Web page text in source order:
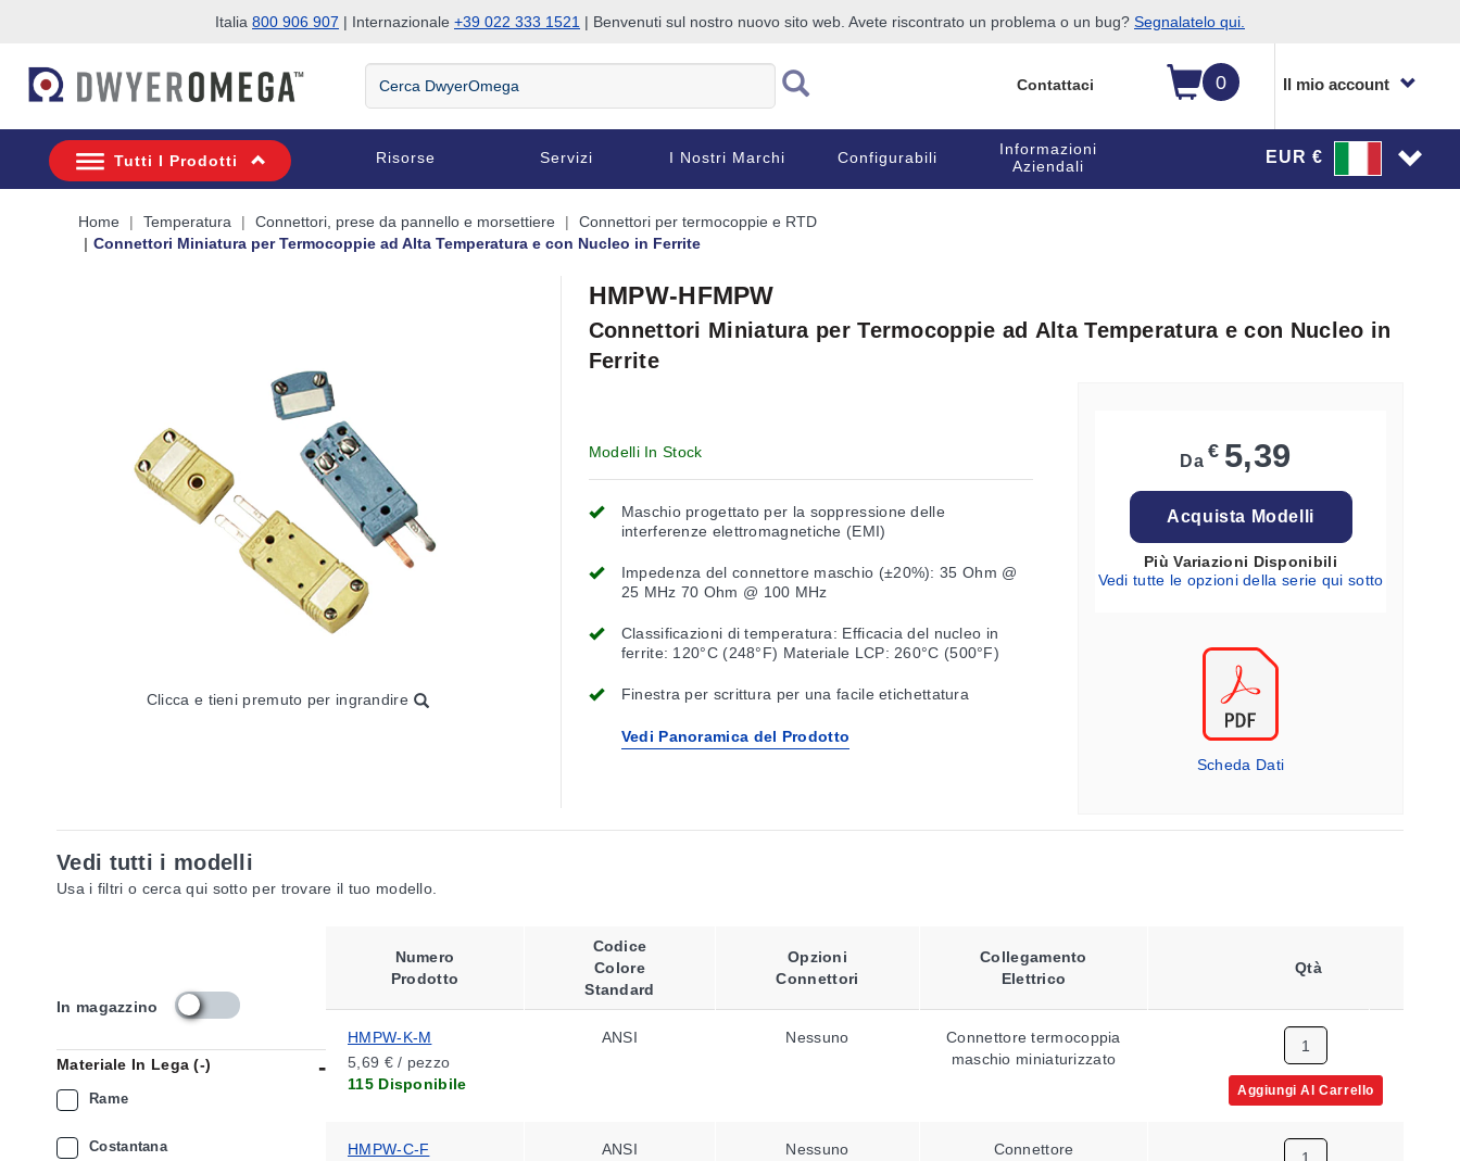
Italia 800 906 907 | Internazionale +39 022 333 1521 | Benvenuti sul nostro nuovo sito web. Avete riscontrato un problema o un bug? Segnalatelo qui.
0 Il mio account
Cerca
DwyerOmega
Contattaci
Tutti I Prodotti Risorse Servizi I Nostri Marchi Configurabili
Informazioni
Aziendali
EUR €
Home Temperatura Connettori, prese da pannello e morsettiere
Connettori per termocoppie e RTD
Connettori Miniatura per Termocoppie ad Alta Temperatura e con Nucleo in Ferrite
Clicca e tieni premuto per ingrandire
HMPW-HFMPW
Connettori Miniatura per Termocoppie ad Alta Temperatura e con Nucleo in
Ferrite
Modelli In Stock
Maschio progettato per la soppressione delle
interferenze elettromagnetiche (EMI)
Impedenza del connettore maschio (±20%): 35 Ohm @
25 MHz 70 Ohm @ 100 MHz
Classificazioni di temperatura: Efficacia del nucleo in
ferrite: 120°C (248°F) Materiale LCP: 260°C (500°F)
Finestra per scrittura per una facile etichettatura
Vedi Panoramica del Prodotto
Da € 5,39
Acquista Modelli
Più Variazioni Disponibili
Vedi tutte le opzioni della serie qui sotto
Scheda Dati
Vedi tutti i modelli
Usa i filtri o cerca qui sotto per trovare il tuo modello.
In magazzino
Materiale In Lega (-)
Rame
Costantana
Numero
Prodotto
Codice
Colore
Standard
Opzioni
Connettori
Collegamento
Elettrico
Termocoppia
Qtà
HMPW-K-M
5,69 € / pezzo
115 Disponibile
ANSI Nessuno
Connettore termocoppia
maschio miniaturizzato
Aggiungi Al Carrello
HMPW-C-F
ANSI Nessuno
Connettore